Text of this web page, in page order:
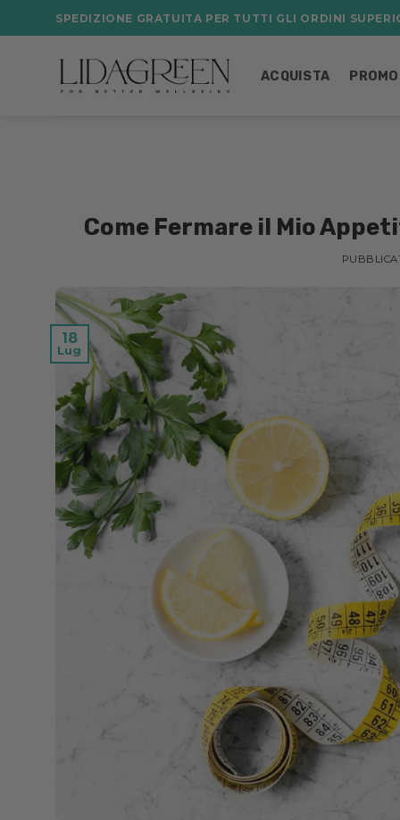
ai
contenuti
SPEDIZIONE GRATUITA PER TUTTI GLI ORDINI
ACQUISTA
Come Fermare il Mio
18
Lug